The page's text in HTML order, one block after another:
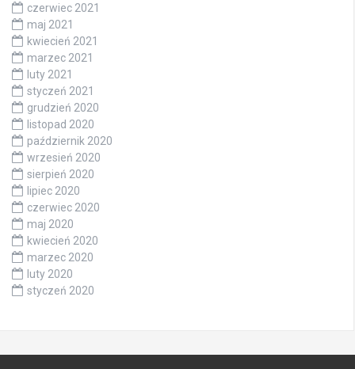
czerwiec 2021
maj 2021
kwiecień 2021
marzec 2021
luty 2021
styczeń 2021
grudzień 2020
listopad 2020
październik 2020
wrzesień 2020
sierpień 2020
lipiec 2020
czerwiec 2020
maj 2020
kwiecień 2020
marzec 2020
luty 2020
styczeń 2020